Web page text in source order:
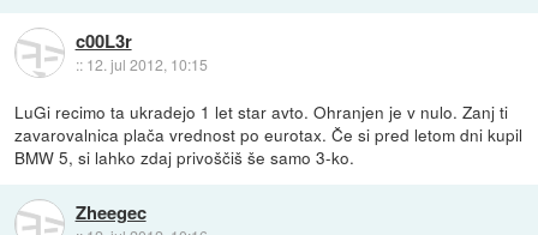
c00L3r
:: 12. jul 2012, 10:15
LuGi recimo ta ukradejo 1 let star avto. Ohranjen je v nulo. Zanj ti
zavarovalnica plača vrednost po eurotax. Če si pred letom dni kupil
BMW 5, si lahko zdaj privoščiš še samo 3-ko.
Zheegec